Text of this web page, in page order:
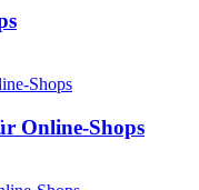
Online-Shops